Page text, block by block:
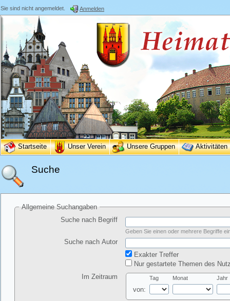
Sie sind nicht angemeldet. Anmelden
Startseite Unser Verein Unsere Gruppen Aktivitäten
Suche
Allgemeine Suchangaben
Suche nach Begriff
Geben Sie einen oder mehrere Begriffe
Suche nach Autor
Exakter Treffer
Nur gestartete Themen des
Im Zeitraum
von:
Tag Monat Jahr